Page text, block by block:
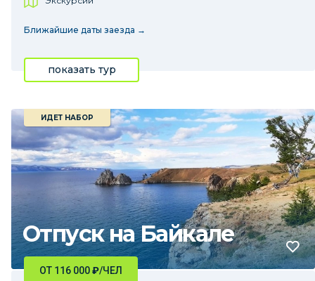
Ближайшие даты заезда →
показать тур
Отпуск на Байкале
ИДЕТ НАБОР
ОТ 116 000₽/ЧЕЛ